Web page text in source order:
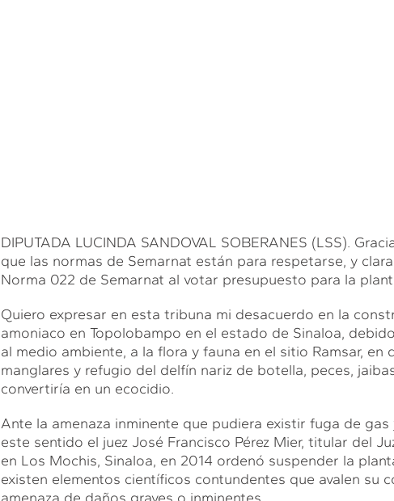
DIPUTADA LUCINDA SANDOVAL SOBERANES (LSS).
que las normas de Semarnat están para respetarse, y
Norma 022 de Semarnat al votar presupuesto para la
Quiero expresar en esta tribuna mi desacuerdo en la
amoniaco en Topolobampo en el estado de Sinaloa,
al medio ambiente, a la flora y fauna en el sitio Ramsar,
manglares y refugio del delfín nariz de botella, peces,
convertiría en un ecocidio.
Ante la amenaza inminente que pudiera existir fuga de
este sentido el juez José Francisco Pérez Mier, titular del
en Los Mochis, Sinaloa, en 2014 ordenó suspender la
existen elementos científicos contundentes que avalen su